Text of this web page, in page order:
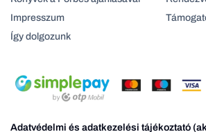
Impresszum
Így dolgozunk
Adatvédelmi és adatkezelési tájékoztató